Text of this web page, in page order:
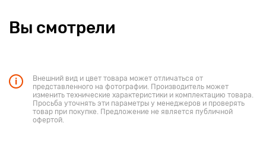
Вы смотрели
Внешний вид и цвет товара может отличаться от
представленного на фотографии. Производитель может
изменить технические характеристики и комплектацию товара.
Просьба уточнять эти параметры у менеджеров и проверять
товар при покупке. Предложение не является публичной
офертой.